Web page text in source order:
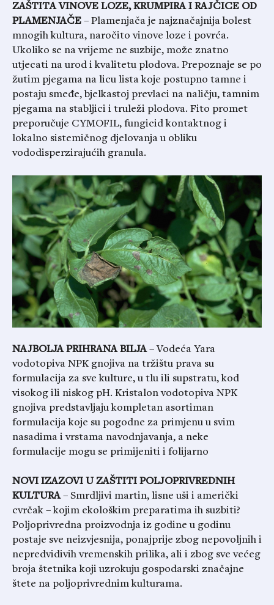
ZAŠTITA VINOVE LOZE, KRUMPIRA I RAJČICE OD
PLAMENJAČE – Plamenjača je najznačajnija bolest
mnogih kultura, naročito vinove loze i povrća.
Ukoliko se na vrijeme ne suzbije, može znatno
utjecati na urod i kvalitetu plodova. Prepoznaje se po
žutim pjegama na licu lista koje postupno tamne i
postaju smeđe, bjelkastoj prevlaci na naličju, tamnim
pjegama na stabljici i truleži plodova. Fito promet
preporučuje CYMOFIL, fungicid kontaktnog i
lokalno sistemičnog djelovanja u obliku
vododisperzirajućih granula.
NAJBOLJA PRIHRANA BILJA– Vodeća Yara
vodotopiva NPK gnojiva na tržištu prava su
formulacija za sve kulture, u tlu ili supstratu, kod
visokog ili niskog pH. Kristalon vodotopiva NPK
gnojiva predstavljaju kompletan asortiman
formulacija koje su pogodne za primjenu u svim
nasadima i vrstama navodnjavanja, a neke
formulacije mogu se primijeniti i folijarno
NOVI IZAZOVI U ZAŠTITI POLJOPRIVREDNIH
KULTURA– Smrdljivi martin, lisne uši i američki
cvrčak – kojim ekološkim preparatima ih suzbiti?
Poljoprivredna proizvodnja iz godine u godinu
postaje sve neizvjesnija, ponajprije zbog nepovoljnih i
nepredvidivih vremenskih prilika, ali i zbog sve većeg
broja štetnika koji uzrokuju gospodarski značajne
štete na poljoprivrednim kulturama.